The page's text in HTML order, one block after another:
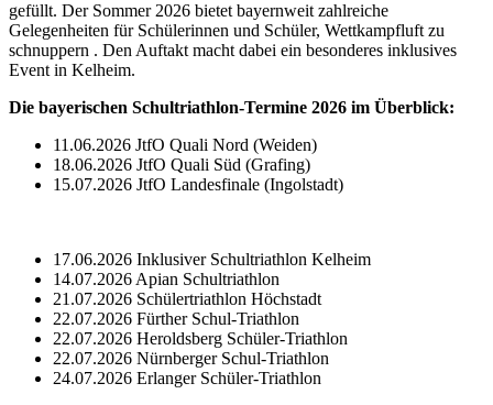
gefüllt. Der Sommer 2026 bietet bayernweit zahlreiche
Gelegenheiten für Schülerinnen und Schüler, Wettkampfluft zu
schnuppern . Den Auftakt macht dabei ein besonderes inklusives
Event in Kelheim.
Die bayerischen Schultriathlon-Termine 2026 im Überblick:
11.06.2026 JtfO Quali Nord (Weiden)
18.06.2026 JtfO Quali Süd (Grafing)
15.07.2026 JtfO Landesfinale (Ingolstadt)
17.06.2026 Inklusiver Schultriathlon Kelheim
14.07.2026 Apian Schultriathlon
21.07.2026 Schülertriathlon Höchstadt
22.07.2026 Fürther Schul-Triathlon
22.07.2026 Heroldsberg Schüler-Triathlon
22.07.2026 Nürnberger Schul-Triathlon
24.07.2026 Erlanger Schüler-Triathlon